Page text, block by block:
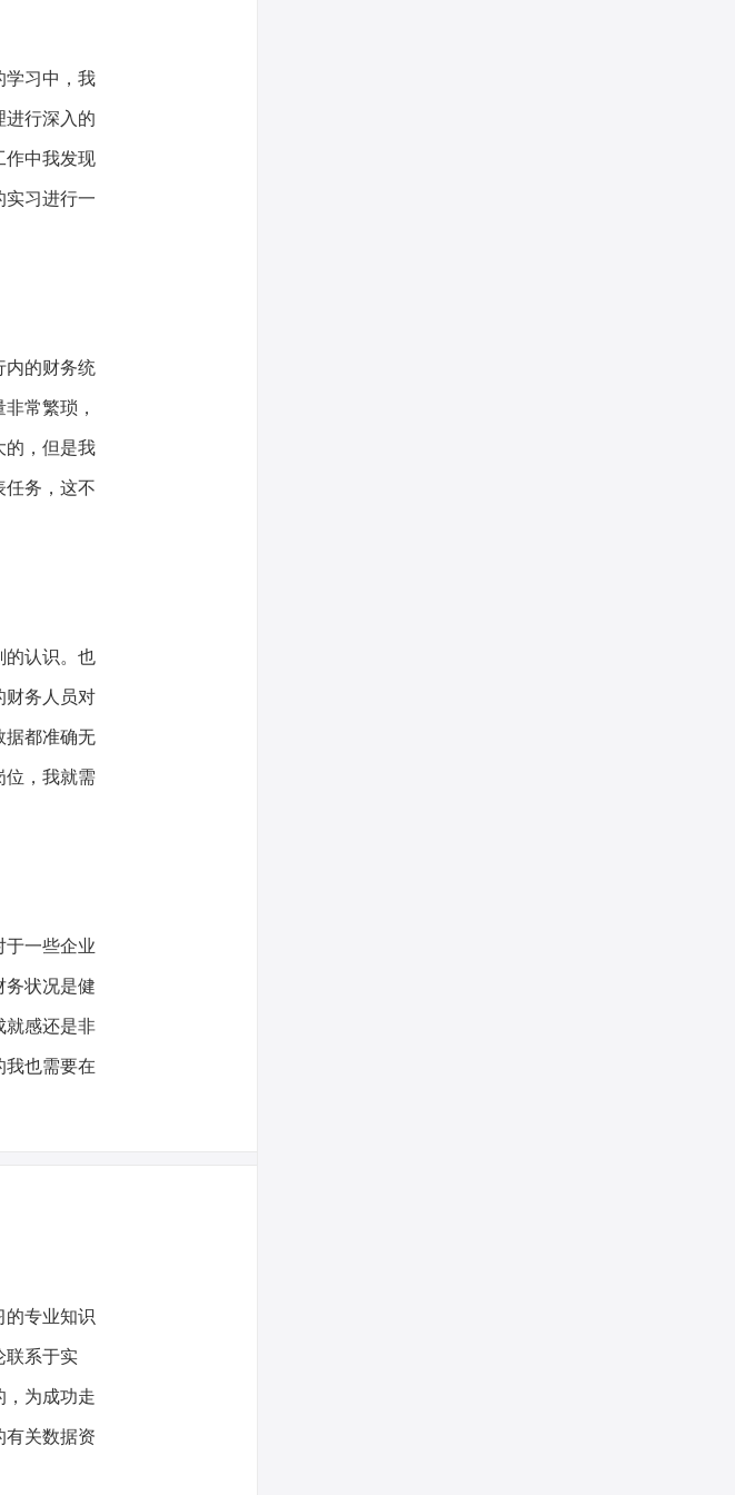
学习中，我
进行深入的
作中我发现
实习进行一
内的财务统
常繁琐，
的，但是我
任务，这不
的认识。也
财务人员对
据都准确无
位，我就需
于一些企业
务状况是健
就感还是非
我也需要在
的专业知识
联系于实
，为成功走
有关数据资